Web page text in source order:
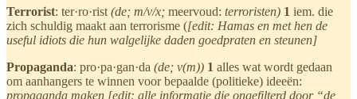
Terrorist: ter·ro·rist (de; m/v/x; meervoud: terroristen) 1 iem. die
zich schuldig maakt aan terrorisme ([edit: Hamas en met hen de
useful idiots die hun walgelijke daden goedpraten en steunen]
Propaganda: pro·pa·gan·da (de; v(m)) 1 alles wat wordt gedaan
om aanhangers te winnen voor bepaalde (politieke) ideeën:
propaganda maken [edit: alle informatie die ongefilterd door “de